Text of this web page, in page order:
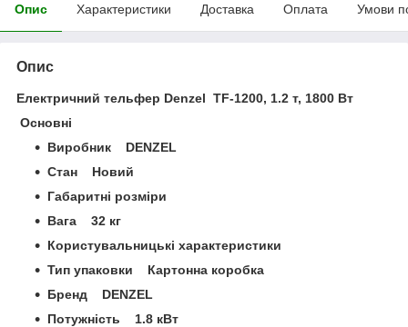
Опис Характеристики Доставка Оплата Умови
Опис
Електричний тельфер Denzel TF-1200, 1.2 т, 1800 Вт
Основні
Виробник DENZEL
Стан Новий
Габаритні розміри
Вага 32 кг
Користувальницькі характеристики
Тип упаковки Картонна коробка
Бренд DENZEL
Потужність 1.8 кВт